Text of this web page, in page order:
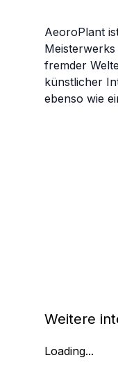
AeoroPlant
fremder
künstlicher
ebenso wie
Weitere
Loading...